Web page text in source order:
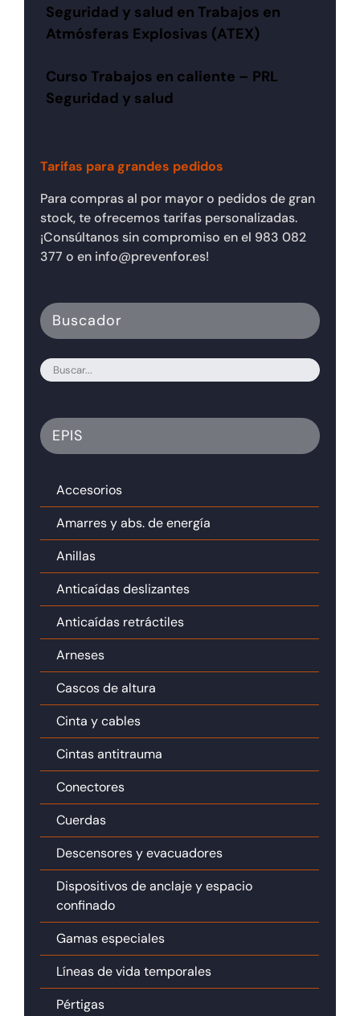
Seguridad y salud en Trabajos en
Atmósferas Explosivas (ATEX)
Curso Trabajos en caliente – PRL
Seguridad y salud
Tarifas para grandes pedidos
Para compras al por mayor o pedidos de gran
stock, te ofrecemos tarifas personalizadas.
¡Consúltanos sin compromiso en el 983 082
377 o en info@prevenfor.es!
Buscador
EPIS
Accesorios
Amarres y abs. de energía
Anillas
Anticaídas deslizantes
Anticaídas retráctiles
Arneses
Cascos de altura
Cinta y cables
Cintas antitrauma
Conectores
Cuerdas
Descensores y evacuadores
Dispositivos de anclaje y espacio
confinado
Gamas especiales
Líneas de vida temporales
Pértigas